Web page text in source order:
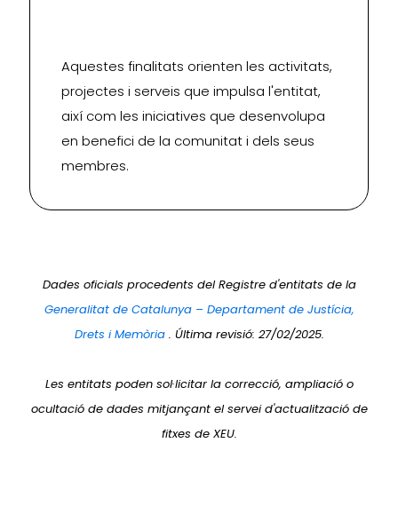
Aquestes finalitats orienten les activitats,
projectes i serveis que impulsa l'entitat,
així com les iniciatives que desenvolupa
en benefici de la comunitat i dels seus
membres.
Dades oficials procedents del Registre d'entitats de la
Generalitat de Catalunya – Departament de Justícia,
Drets i Memòria . Última revisió: 27/02/2025.
Les entitats poden sol·licitar la correcció, ampliació o
ocultació de dades mitjançant el servei d'actualització de
fitxes de XEU.